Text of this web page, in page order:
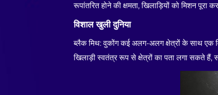
रूपांतरित होने की क्षमता, खिलाड़ियों को मिशन
विशाल खुली दुनिया
ब्लैक मिथ: वुकोंग कई अलग-अलग क्षेत्रों के साथ एक
खिलाड़ी स्वतंत्र रूप से क्षेत्रों का पता लगा सकते